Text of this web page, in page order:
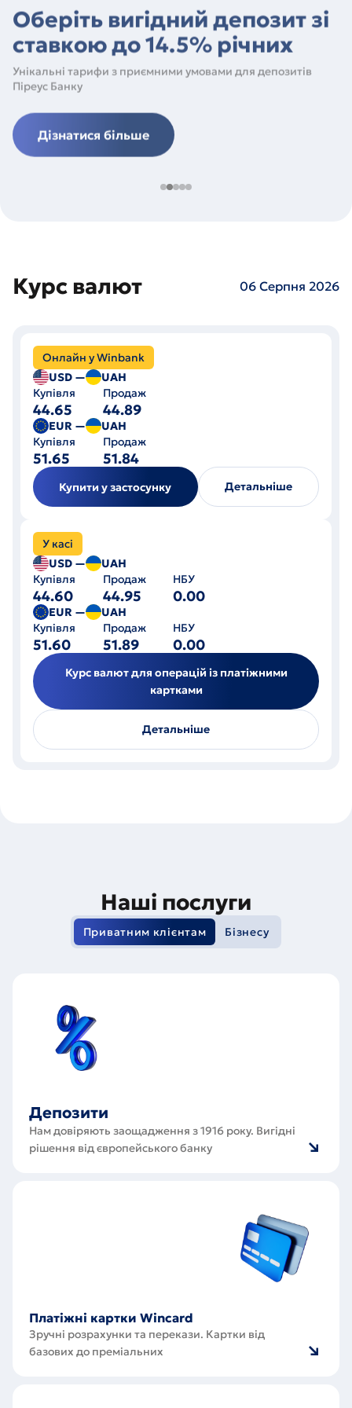
Оберіть вигідний депозит зі
ставкою до 14.5% річних
Унікальні тарифи з приємними умовами для депозитів
Піреус Банку
Дізнатися більше
Курс валют 06 Серпня 2026
Онлайн у Winbank
USD —
UAH
44.65 44.89
EUR — UAH
51.65 51.84
Купити у застосунку Детальніше
У касі
USD —
UAH
44.60 44.95 0.00
EUR — UAH
51.60 51.89 0.00
Курс валют для операцій із платіжними
картками
Детальніше
Наші послуги
Приватним клієнтам Бізнесу
Депозити
Нам довіряють заощадження з 1916 року. Вигідні
рішення від європейського банку
Платіжні картки Wincard
Зручні розрахунки та перекази. Картки від
базових до преміальних